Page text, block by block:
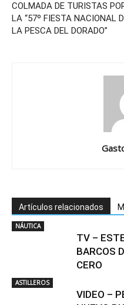
COLMADA DE TURISTAS
LA “57º FIESTA NACIONAL
LA PESCA DEL DORADO”
Artículos relacionados
NÁUTICA
TV –
BARCOS
CERO
ASTILLEROS
VIDEO –